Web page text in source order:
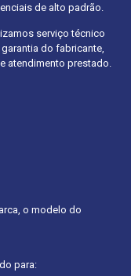
de alto padrão.
serviço técnico
do fabricante,
atendimento prestado.
o modelo do
para: